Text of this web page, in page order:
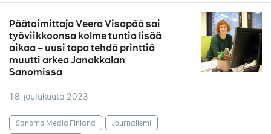
Päätoimittaja Veera Visapää sai
työviikkoonsa kolme tuntia lisää
aikaa – uusi tapa tehdä printtiä
muutti arkea Janakkalan
Sanomissa
18. joulukuuta 2023
Sanoma Media Finland
Journalismi